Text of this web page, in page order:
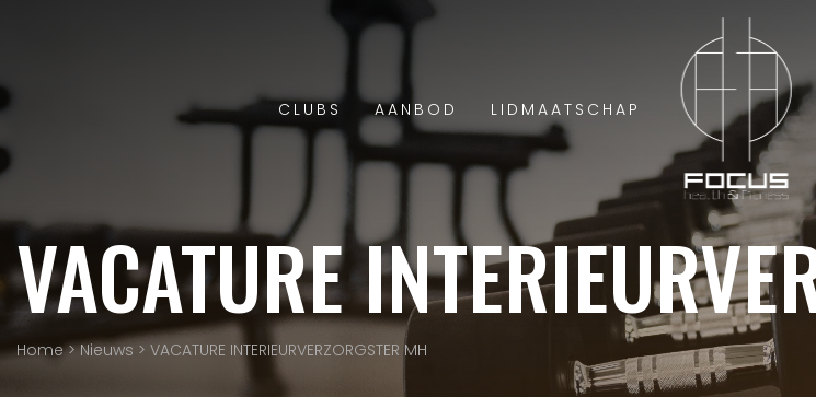
CLUBS AANBOD LIDMAATSCHAP
VACATURE
Home>Nieuws > VACATURE INTERIEURVERZORGSTER MH